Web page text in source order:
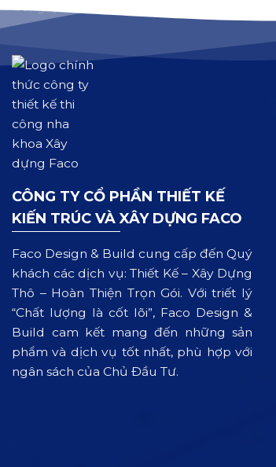
CÔNG TY CỔ PHẦN THIẾT KẾ
KIẾN TRÚC VÀ XÂY DỰNG FACO
Faco Design & Build cung cấp đến Quý
khách các dịch vụ: Thiết Kế – Xây Dựng
Thô – Hoàn Thiện Trọn Gói. Với triết lý
“Chất lượng là cốt lõi”, Faco Design &
Build cam kết mang đến những sản
phẩm và dịch vụ tốt nhất, phù hợp với
ngân sách của Chủ Đầu Tư.